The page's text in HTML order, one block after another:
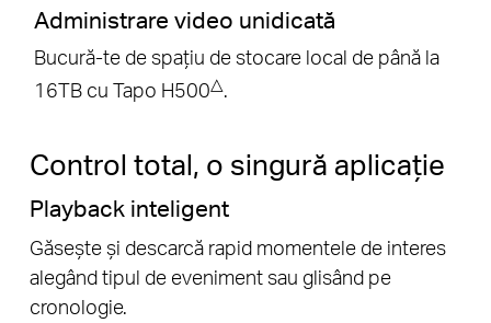
Administrare video unidicată
Bucură-te de spațiu de stocare local de până la
16TB cu Tapo H500△.
Control total, o singură aplicație
Partajare Tapo
Distribuie momente memorabile și oferă acces la
dispozitivele tale de securitate celor care
contează cel mai mult.